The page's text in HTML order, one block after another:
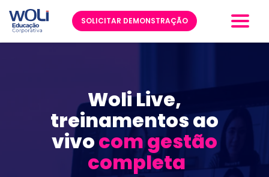
Woli Live,
treinamentos ao
vivo com gestão
completa
SOLICITAR DEMONSTRAÇÃO